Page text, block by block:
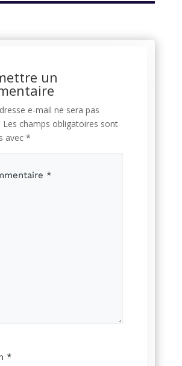
un
e-mail ne sera pas
Les champs obligatoires sont
avec *